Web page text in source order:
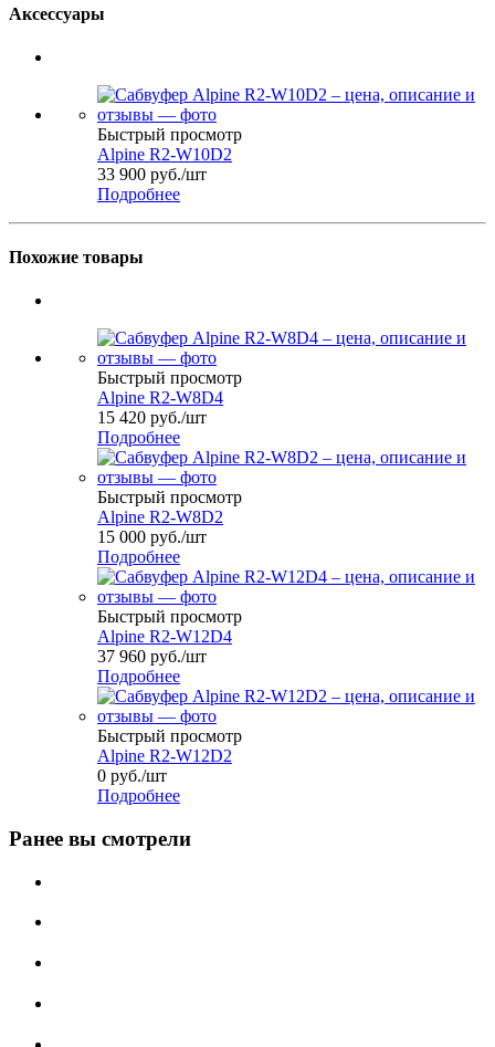
Аксессуары
Быстрый просмотр
Alpine R2-W10D2
33 900 руб./шт
Подробнее
Похожие товары
Быстрый просмотр
Alpine R2-W8D4
15 420 руб./шт
Подробнее
Быстрый просмотр
Alpine R2-W8D2
15 000 руб./шт
Подробнее
Быстрый просмотр
Alpine R2-W12D4
37 960 руб./шт
Подробнее
Быстрый просмотр
Alpine R2-W12D2
0 руб./шт
Подробнее
Ранее вы смотрели